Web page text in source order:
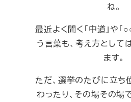
ね。
最近よく聞く「中道」や「
う言葉も、考え方として
ます。
ただ、選挙のたびに立ち
わったり、その場その場